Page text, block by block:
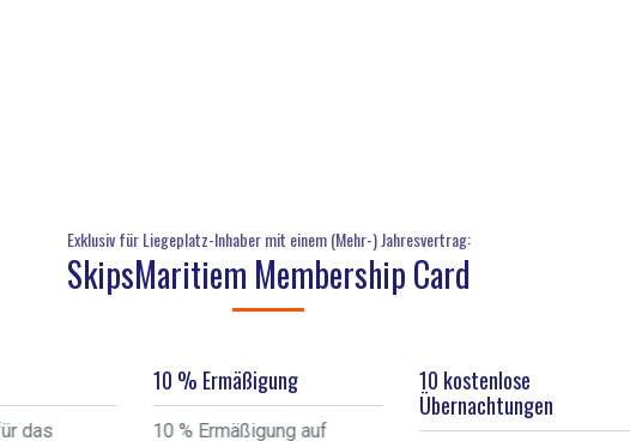
Exklusiv für Liegeplatz-Inhaber mit einem (Mehr-) Jahresvertrag:
SkipsMaritiem Membership Card
das
10 % Ermäßigung
10 % Ermäßigung auf
10 kostenlose
Übernachtungen